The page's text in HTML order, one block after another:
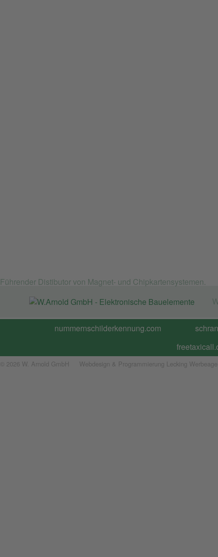
Führender Distibutor von Magnet- und Chipkartensystemen.
nummernschilderkennung.com
© 2026 W. Arnold GmbH Webdesign & Programmierung Lecking